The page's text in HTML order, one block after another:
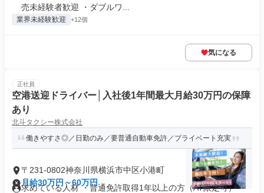
売未経験者歓迎 ・ダブルワ...
業界未経験歓迎 +12個
気になる
正社員
空港送迎ドライバー│入社後1年間最大月給30万円の保障
あり
北斗タクシー株式会社
働きやすさ◎／日勤のみ／要普通自動車免許／プライベート充実
〒231-0802神奈川県横浜市中区小港町
月給30万円～60万円
求めている人材 ・普通免許取得1年以上の方（AT限定可） ・